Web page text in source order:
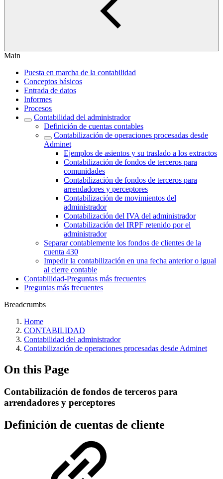
Main
Puesta en marcha de la contabilidad
Conceptos básicos
Entrada de datos
Informes
Procesos
Contabilidad del administrador
Definición de cuentas contables
Contabilización de operaciones procesadas desde
Adminet
Ejemplos de asientos y su traslado a los extractos
Contabilización de fondos de terceros para
comunidades
Contabilización de fondos de terceros para
arrendadores y perceptores
Contabilización de movimientos del
administrador
Contabilización del IVA del administrador
Contabilización del IRPF retenido por el
administrador
Separar contablemente los fondos de clientes de la
cuenta 430
Impedir la contabilización en una fecha anterior o igual
al cierre contable
Contabilidad-Preguntas más frecuentes
Preguntas más frecuentes
Breadcrumbs
Home
CONTABILIDAD
Contabilidad del administrador
Contabilización de operaciones procesadas desde Adminet
On this Page
Contabilización de fondos de terceros para
arrendadores y perceptores
Definición de cuentas de cliente